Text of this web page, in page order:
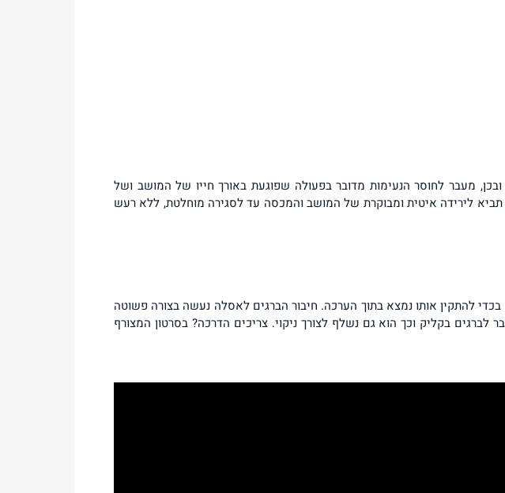
מעבר לחוסר הנעימות מדובר בפעולה שפוגעת באורך חייו של המושב ושל
תביא לירידה איטית ומבוקרת של המושב והמכסה עד לסגירה מוחלטת, ללא רעש
להתקין אותו נמצא בתוך הערכה. חיבור הברגים לאסלה נעשה בצורה פשוטה
בקליק וכך הוא גם נשלף לצורך ניקוי. צריכים הדרכה? בסרטון המצורף